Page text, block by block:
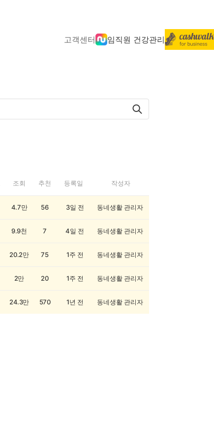
고객센터 임직원 건강관리
조회 추천 등록일 작성자
4.7만 56 3일 전 동네생활 관리자
9.9천 7 4일 전 동네생활 관리자
20.2만 75 1주 전 동네생활 관리자
2만 20 1주 전 동네생활 관리자
24.3만 570 1년 전 동네생활 관리자